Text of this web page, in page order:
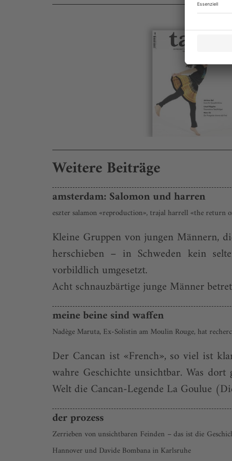
Weitere Beiträge
amsterdam: Salomon und harren
eszter salamon «reproduction», trajal harrell «the return
Kleine Gruppen von jungen Männern,
herschieben – in Schweden kein
vorbildlich umgesetzt.
Acht schnauzbärtige junge Männer
meine beine sind waffen
Nadège Maruta, Ex-Solistin am Moulin Rouge, hat
Der Cancan ist «French», so viel ist
wahre Geschichte unsichtbar. Was
Welt die Cancan-Legende La Goulue
der prozess
Zerrieben von unsichtbaren Feinden – das ist die
Hannover und Davide Bombana in Karlsruhe